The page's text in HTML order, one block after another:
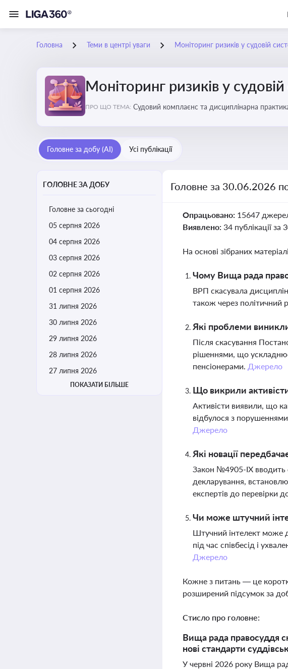
Головна Теми в центрі уваги Моніторинг ризиків у судовій
Моніторинг ризиків у судовій
ПРО ЩО ТЕМА: Судовий комплаєнс та дисциплінарна
Головне за добу (AI) Усі публікації
ГОЛОВНЕ ЗА ДОБУ
Головне за сьогодні
05 серпня 2026
04 серпня 2026
03 серпня 2026
02 серпня 2026
01 серпня 2026
31 липня 2026
30 липня 2026
29 липня 2026
28 липня 2026
27 липня 2026
ПОКАЗАТИ БІЛЬШЕ
Головне за 30.06.2026
Опрацьовано: 15647
Виявлено: 34 публікації за
На основі зібраних
Чому Вища рада
ВРП скасувала
також через політичний
Які проблеми
Після скасування
рішеннями, що
пенсіонерами. Джерело
Що викрили
Активісти виявили, що
відбулося з
Джерело
Які новації
Закон №4905-IX вводить
декларування,
експертів до перевірки
Чи може штучний
Штучний інтелект може
під час співбесід і
Джерело
Кожне з питань — це
розширений підсумок за
Стисло про головне:
Вища рада правосуддя
нові стандарти
У червні 2026 року Вища